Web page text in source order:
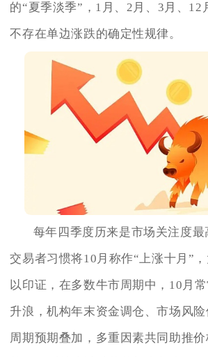
的“夏季淡季”，1月、2月、3月、12
不存在单边涨跌的确定性规律。
每年四季度历来是市场关注度最
交易者习惯将10月称作“上涨十月”
以印证，在多数牛市周期中，10月
升浪，机构年末资金调仓、市场风
周期预期叠加，多重因素共同助推